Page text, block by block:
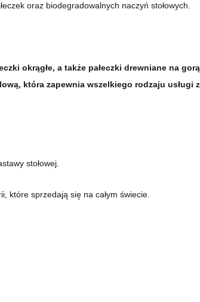
oraz biodegradowalnych naczyń stołowych.
okrągłe, a także pałeczki drewniane na
która zapewnia wszelkiego rodzaju usługi
stołowej.
które sprzedają się na całym świecie.